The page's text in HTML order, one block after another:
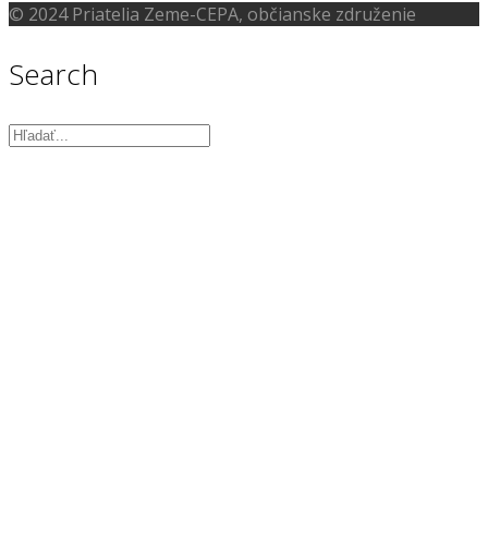
© 2024 Priatelia Zeme-CEPA, občianske združenie
Search